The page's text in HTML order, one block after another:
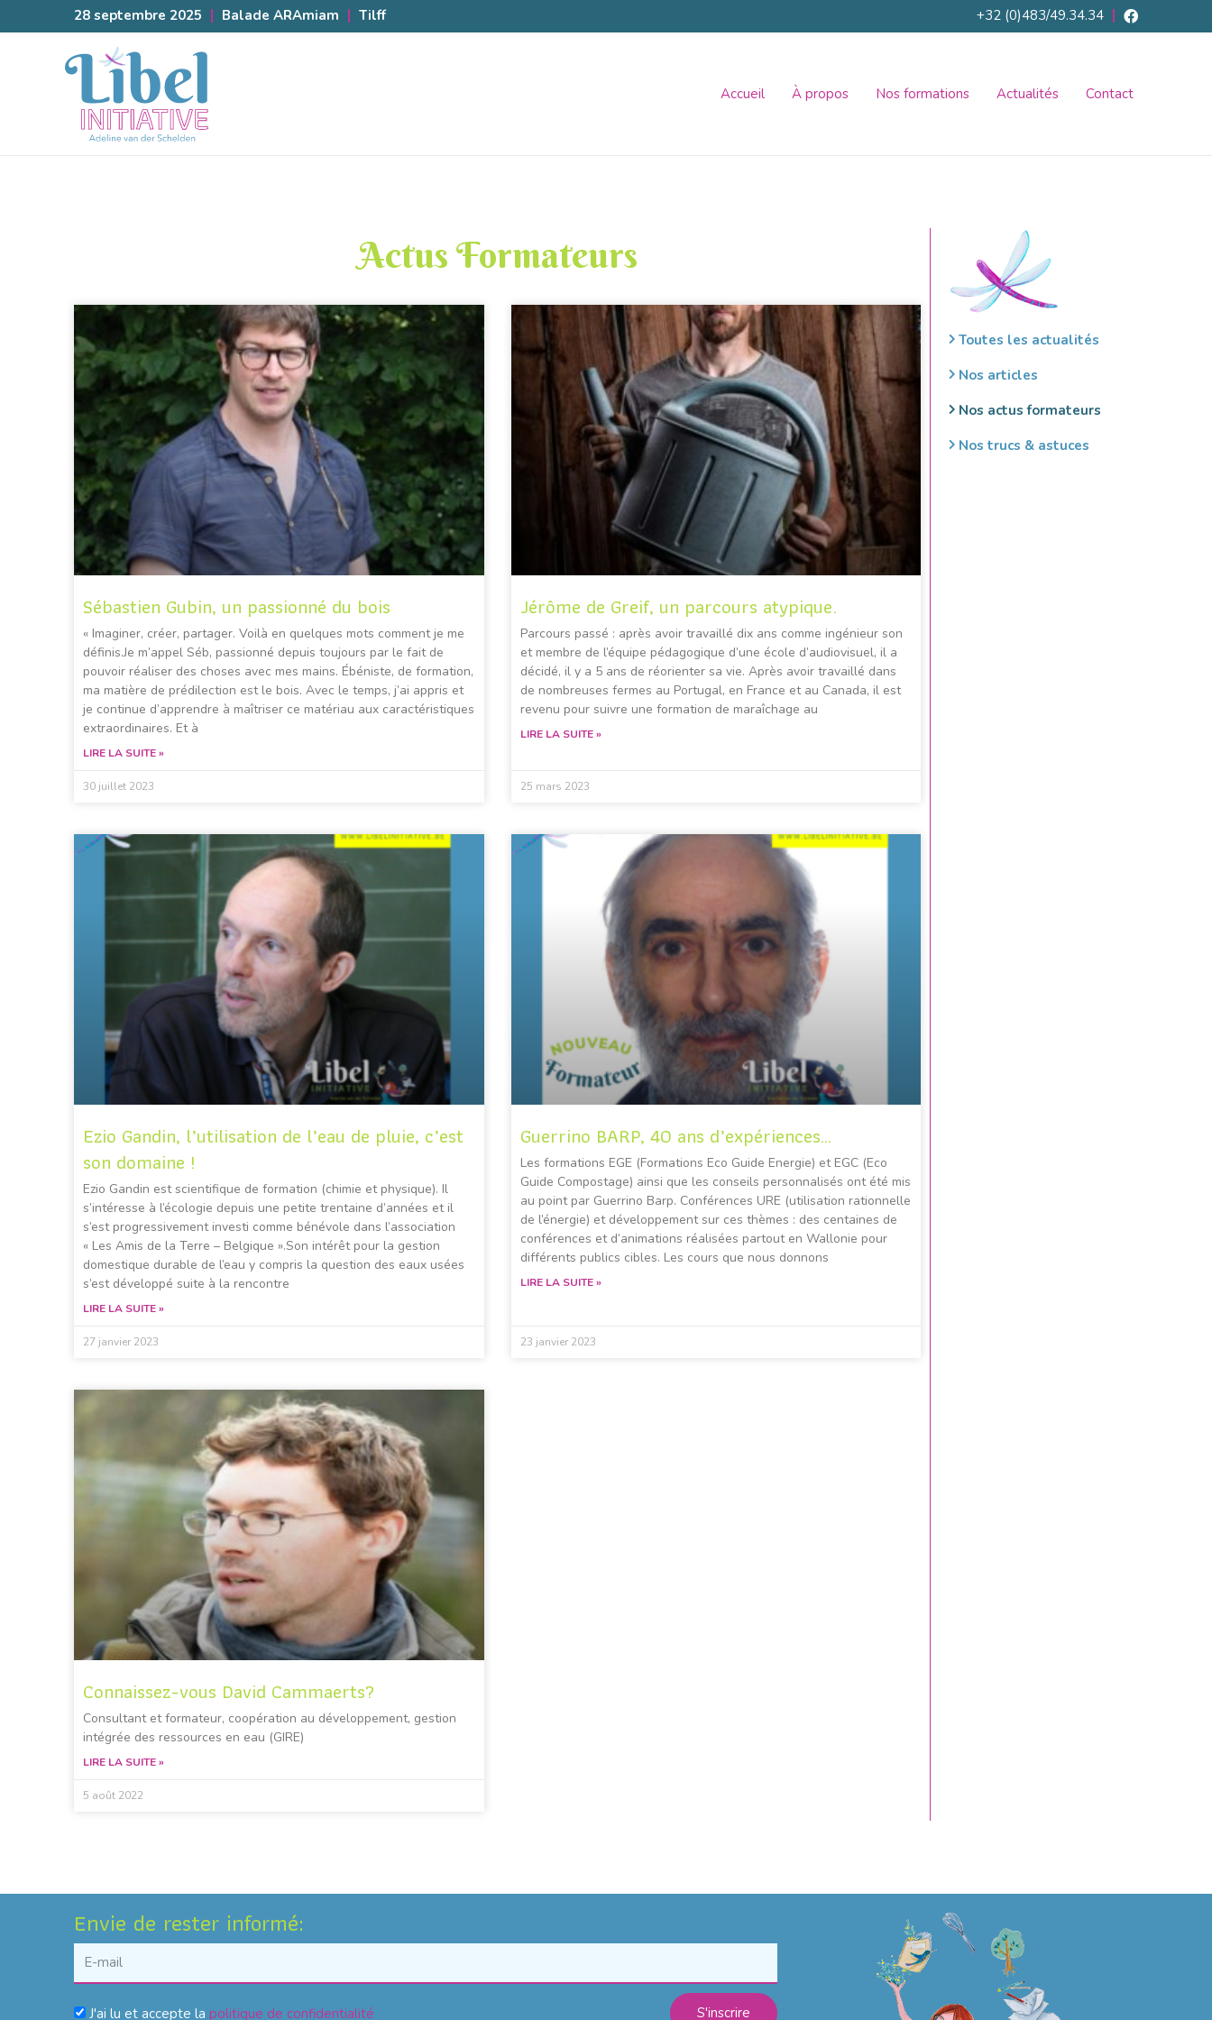
28 septembre 2025 Balade ARAmiam Tilff +32 (0)483/49.34.34
Accueil À propos Nos formations Actualités Contact
Actus Formateurs
Sébastien Gubin, un passionné du bois
« Imaginer, créer, partager. Voilà en quelques mots comment je me
définis.Je m’appel Séb, passionné depuis toujours par le fait de
pouvoir réaliser des choses avec mes mains. Ébéniste, de formation,
ma matière de prédilection est le bois. Avec le temps, j’ai appris et
je continue d’apprendre à maîtriser ce matériau aux caractéristiques
extraordinaires. Et à
LIRE LA SUITE »
30 juillet 2023
Jérôme de Greif, un parcours atypique.
Parcours passé : après avoir travaillé dix ans comme ingénieur son
et membre de l’équipe pédagogique d’une école d’audiovisuel, il a
décidé, il y a 5 ans de réorienter sa vie. Après avoir travaillé dans
de nombreuses fermes au Portugal, en France et au Canada, il est
revenu pour suivre une formation de maraîchage au
LIRE LA SUITE »
25 mars 2023
Ezio Gandin, l’utilisation de l’eau de pluie, c’est
son domaine !
Ezio Gandin est scientifique de formation (chimie et physique). Il
s’intéresse à l’écologie depuis une petite trentaine d’années et il
s’est progressivement investi comme bénévole dans l’association
« Les Amis de la Terre – Belgique ».Son intérêt pour la gestion
domestique durable de l’eau y compris la question des eaux usées
s’est développé suite à la rencontre
LIRE LA SUITE »
27 janvier 2023
Guerrino BARP, 40 ans d’expériences…
Les formations EGE (Formations Eco Guide Energie) et EGC (Eco
Guide Compostage) ainsi que les conseils personnalisés ont été mis
au point par Guerrino Barp. Conférences URE (utilisation rationnelle
de l’énergie) et développement sur ces thèmes : des centaines de
conférences et d’animations réalisées partout en Wallonie pour
différents publics cibles. Les cours que nous donnons
LIRE LA SUITE »
23 janvier 2023
Connaissez-vous David Cammaerts?
Consultant et formateur, coopération au développement, gestion
intégrée des ressources en eau (GIRE)
LIRE LA SUITE »
5 août 2022
Toutes les actualités
Nos articles
Nos actus formateurs
Nos trucs & astuces
Envie de rester informé:
J'ai lu et accepte la politique de confidentialité S'inscrire